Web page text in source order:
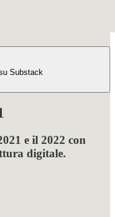
Substack
e il 2022 con
digitale.